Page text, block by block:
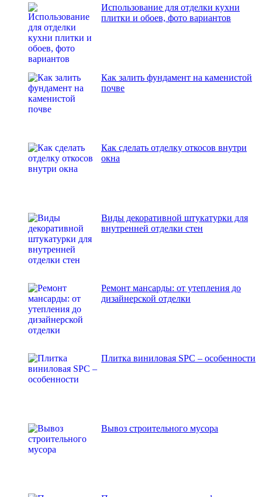
Использование для отделки кухни
плитки и обоев, фото вариантов
Как залить фундамент на каменистой
почве
Как сделать отделку откосов внутри
окна
Виды декоративной штукатурки для
внутренней отделки стен
Ремонт мансарды: от утепления до
дизайнерской отделки
Плитка виниловая SPC – особенности
Вывоз строительного мусора